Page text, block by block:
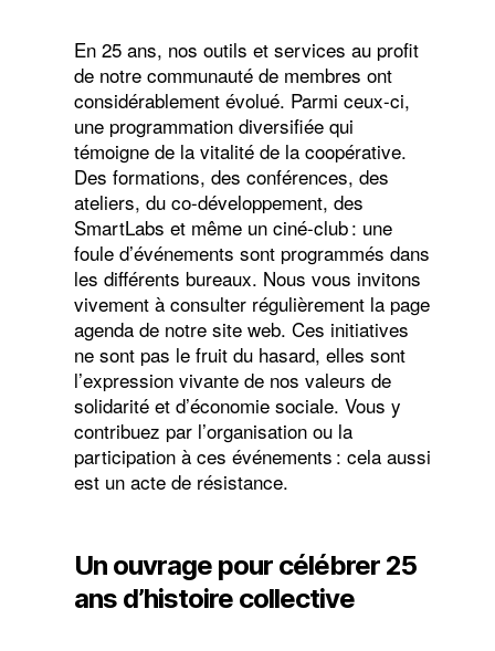
En 25 ans, nos outils et services au profit
de notre communauté de membres ont
considérablement évolué. Parmi ceux-ci,
une programmation diversifiée qui
témoigne de la vitalité de la coopérative.
Des formations, des conférences, des
ateliers, du co-développement, des
SmartLabs et même un ciné-club : une
foule d’événements sont programmés dans
les différents bureaux. Nous vous invitons
vivement à consulter régulièrement la page
agenda de notre site web. Ces initiatives
ne sont pas le fruit du hasard, elles sont
l’expression vivante de nos valeurs de
solidarité et d’économie sociale. Vous y
contribuez par l’organisation ou la
participation à ces événements : cela aussi
est un acte de résistance.
Un ouvrage pour célébrer 25
ans d’histoire collective